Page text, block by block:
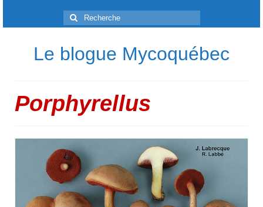
Rechercher
:
Le blogue Mycoquébec
Porphyrellus